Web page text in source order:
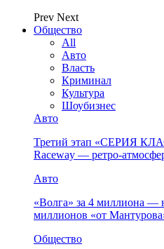
Prev Next
Общество
All
Авто
Власть
Криминал
Культура
Шоубизнес
Авто
Третий этап «СЕРИЯ
Raceway —
Авто
«Волга» за 4 миллиона —
миллионов «от
Общество